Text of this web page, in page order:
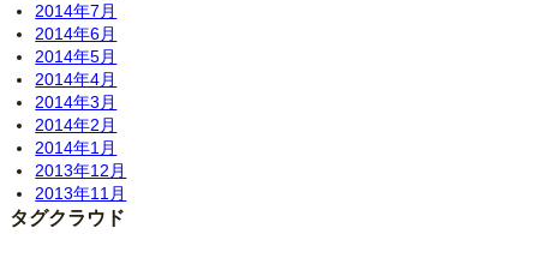
2014年7月
2014年6月
2014年5月
2014年4月
2014年3月
2014年2月
2014年1月
2013年12月
2013年11月
タグクラウド